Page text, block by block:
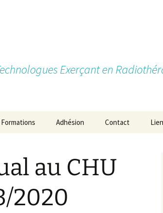
Exerçant en
Adhésion
Types d’adhésion
Cotisations
Contact
au CHU
2020